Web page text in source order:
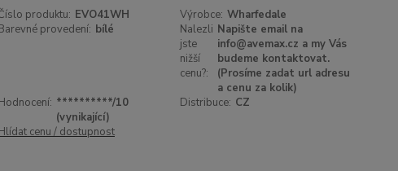
produktu: EVO41WH Výrobce: Wharfedale
provedení: bílé
Nalezli
jste
nižší
cenu?:
Napište email na
info@avemax.cz a my Vás
budeme kontaktovat.
(Prosíme zadat url adresu
a cenu za kolik)
**********/10
(vynikající)
Distribuce: CZ
cenu / dostupnost